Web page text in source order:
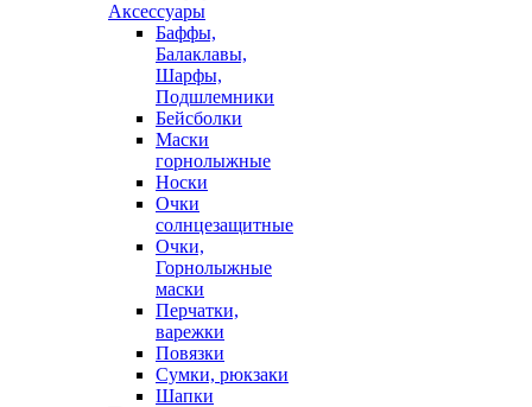
Аксессуары
Баффы,
Балаклавы,
Шарфы,
Подшлемники
Бейсболки
Маски
горнолыжные
Носки
Очки
солнцезащитные
Очки,
Горнолыжные
маски
Перчатки,
варежки
Повязки
Сумки, рюкзаки
Шапки